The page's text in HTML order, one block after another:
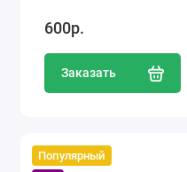
600р.
Заказать
Популярный